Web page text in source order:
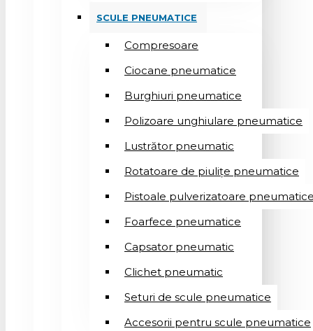
SCULE PNEUMATICE
Compresoare
Ciocane pneumatice
Burghiuri pneumatice
Polizoare unghiulare pneumatice
Lustrător pneumatic
Rotatoare de piulițe pneumatice
Pistoale pulverizatoare
Foarfece pneumatice
Capsator pneumatic
Clichet pneumatic
Seturi de scule pneumatice
Accesorii pentru scule pneumatice